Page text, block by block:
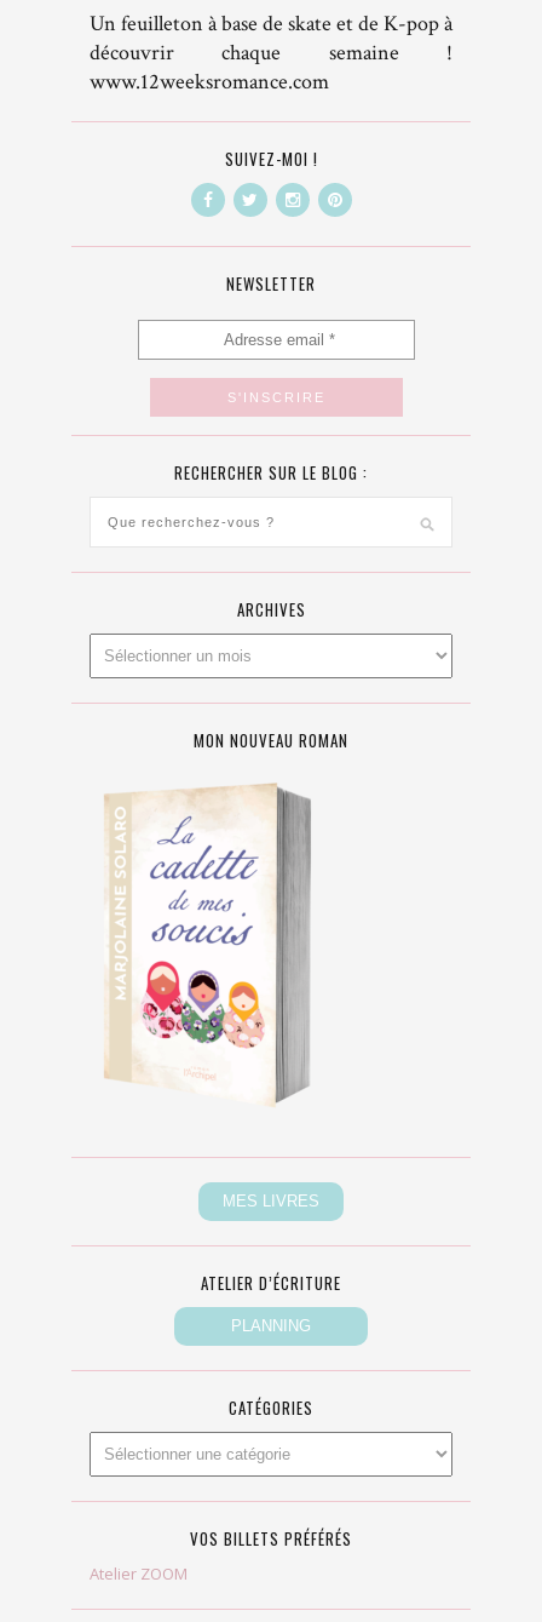
Un feuilleton à base de skate et de K-pop à
découvrir chaque semaine !
www.12weeksromance.com
SUIVEZ-MOI !
NEWSLETTER
RECHERCHER SUR LE BLOG :
ARCHIVES
MON NOUVEAU ROMAN
ATELIER D’ÉCRITURE
CATÉGORIES
VOS BILLETS PRÉFÉRÉS
Atelier ZOOM